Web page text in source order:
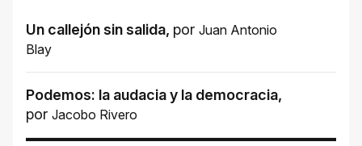
Un callejón sin salida, por Juan Antonio
Blay
Podemos: la audacia y la democracia,
por Jacobo Rivero